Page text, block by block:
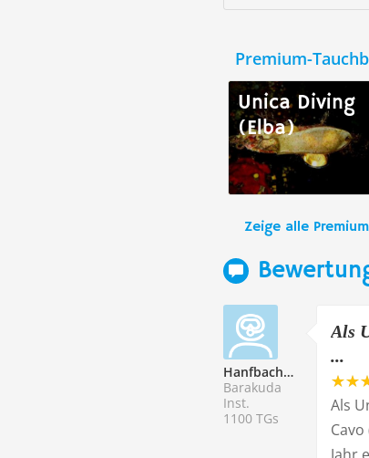
Premium-
Unica Diving
(Elba)
Zeige alle
Hanfbach203713
Barakuda
Inst.
1100 TGs
Als
...
Als